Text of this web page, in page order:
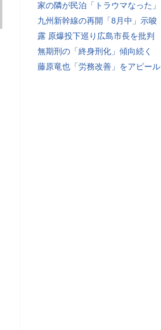
家の隣が民泊「トラウマなった」
九州新幹線の再開「8月中」示唆
露 原爆投下巡り広島市長を批判
無期刑の「終身刑化」傾向続く
藤原竜也「労務改善」をアピール